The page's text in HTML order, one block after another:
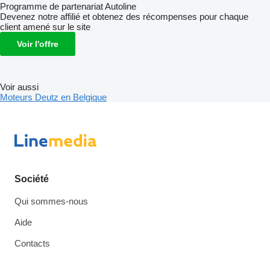
Programme de partenariat Autoline
Devenez notre affilié et obtenez des récompenses pour chaque
client amené sur le site
Voir l'offre
Voir aussi
Moteurs Deutz en Belgique
Société
Qui sommes-nous
Aide
Contacts